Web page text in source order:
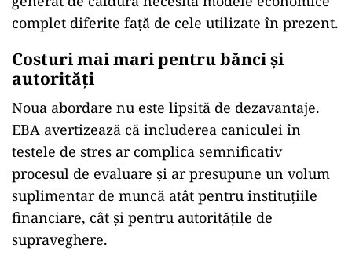
complet diferite față de cele utilizate în prezent.
Costuri mai mari pentru bănci și
autorități
Noua abordare nu este lipsită de dezavantaje.
EBA avertizează că includerea caniculei în
testele de stres ar complica semnificativ
procesul de evaluare și ar presupune un volum
suplimentar de muncă atât pentru instituțiile
financiare, cât și pentru autoritățile de
supraveghere.